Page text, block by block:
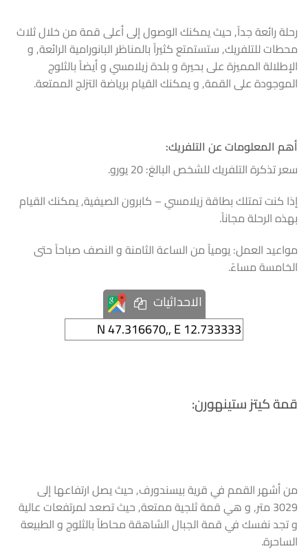
رحلة رائعة جداً, حيث يمكنك الوصول إلى أعلى قمة من خلال ثلاث
محطات للتلفريك, ستستمتع كثيراً بالمناظر البانورامية الرائعة, و
الإطلالة المميزة على بحيرة و بلدة زيلامسي و أيضاً بالثلوج
الموجودة على القمة, و يمكنك القيام برياضة التزلج الممتعة.
أهم المعلومات عن التلفريك:
سعر تذكرة التلفريك للشخص البالغ: 20 يورو.
إذا كنت تمتلك بطاقة زيلامسي – كابرون الصيفية, يمكنك القيام
بهذه الرحلة مجاناً.
مواعيد العمل: يومياً من الساعة الثامنة و النصف صباحاً حتى
الخامسة مساءً.
الاحداثيات
قمة كيتز ستينهورن:
من أشهر القمم في قرية بيسندورف, حيث يصل ارتفاعها إلى
3029 متر, و هي قمة ثلجية ممتعة, حيث تصعد لمرتفعات عالية
و تجد نفسك في قمة الجبال الشاهقة محاطاً بالثلوج و الطبيعة
الساحرة.